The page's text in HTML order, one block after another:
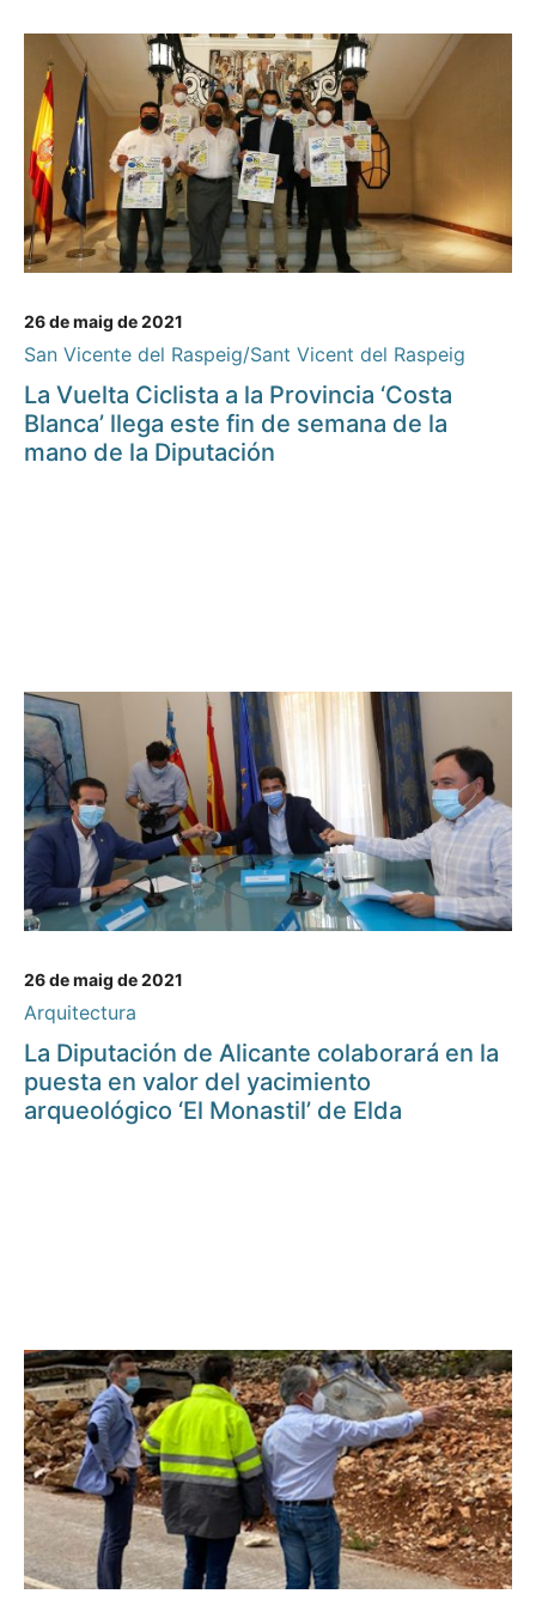
26 de maig de 2021
San Vicente del Raspeig/Sant Vicent del Raspeig
La Vuelta Ciclista a la Provincia ‘Costa
Blanca’ llega este fin de semana de la
mano de la Diputación
26 de maig de 2021
Arquitectura
La Diputación de Alicante colaborará en la
puesta en valor del yacimiento
arqueológico ‘El Monastil’ de Elda